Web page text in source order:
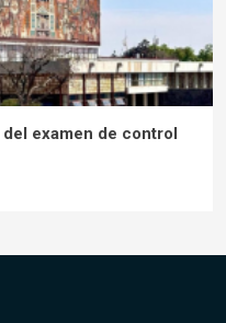
examen de control